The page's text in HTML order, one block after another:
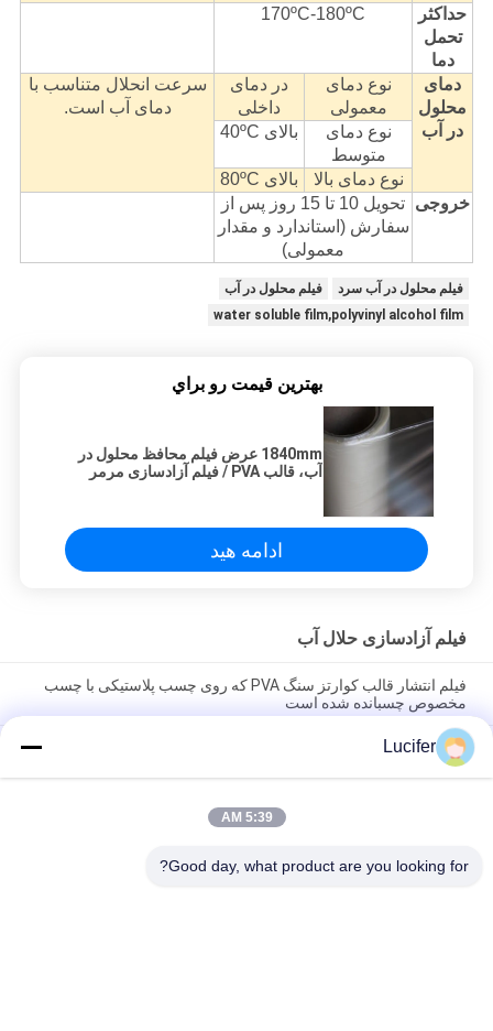
حداکثر
تحمل
دما
170ºC-180ºC
دمای
محلول
در آب
نوع دمای
معمولی
در دمای
داخلی
سرعت انحلال متناسب با
دمای آب است.
نوع دمای
متوسط
بالای 40ºC
نوع دمای بالا
بالای 80ºC
خروجی
تحویل 10 تا 15 روز پس از
سفارش (استاندارد و مقدار
معمولی)
فیلم محلول در آب سرد
فیلم محلول در آب
water soluble film,polyvinyl alcohol film
بهترين قيمت رو براي
1840mm عرض فیلم محافظ محلول در
آب، قالب PVA / فیلم آزادسازی مرمر
ادامه هید
فیلم آزادسازی حلال آب
فیلم انتشار قالب کوارتز سنگ PVA که روی چسب پلاستیکی با چسب
مخصوص چسبانده شده است
کوارتز
فیلم رهاسازی محلول در آب PVA با ابعاد
1840mmx1000mx30micron با مقاومت بالا در برابر حرارت/
Lucifer
5:39 AM
Good day, what product are you looking for?